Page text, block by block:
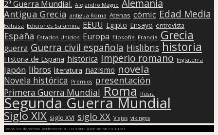
2ª Guerra Mundial. Alejandro Magno Alemania
Antigua Grecia antigua Roma Atenas cómic Edad Media
Edhasa Ediciones Salamina EEUU Egipto Ensayo entrevista
España Estados Unidos Europa filosofía Francia Grecia
guerra Guerra civil española Hislibris historia
Historia de España histórica Imperio romano Inglaterra
Japón libros literatura nazismo novela
Novela histórica Premios presentación
Primera Guerra Mundial Roma Rusia
Segunda Guerra Mundial
Siglo XIX siglo XVI siglo XX Viajes vikingos
Todos los derechos pertenecen a Hislibris Asociación cultural